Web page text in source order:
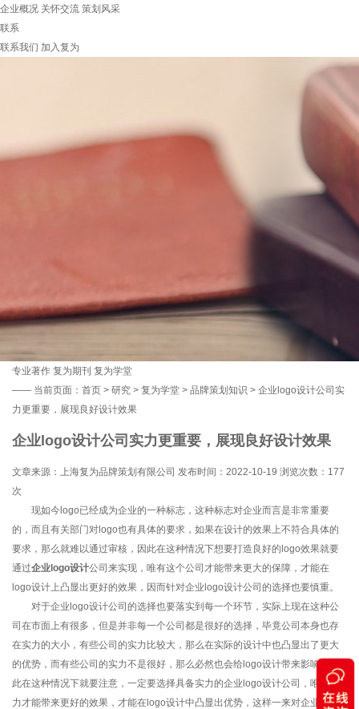
企业概况 关怀交流 策划风采
联系
联系我们 加入复为
专业著作 复为期刊 复为学堂
—— 当前页面： 首页 > 研究 > 复为学堂 > 品牌策划知识 > 企业logo设计公司实
力更重要，展现良好设计效果
企业logo设计公司实力更重要，展现良好设计效果
文章来源：上海复为品牌策划有限公司 发布时间：2022-10-19 浏览次数： 177
次
现如今logo已经成为企业的一种标志，这种标志对企业而言是非常重要
的，而且有关部门对logo也有具体的要求，如果在设计的效果上不符合具体的
要求，那么就难以通过审核，因此在这种情况下想要打造良好的logo效果就要
通过企业logo设计公司来实现，唯有这个公司才能带来更大的保障，才能在
logo设计上凸显出更好的效果，因而针对企业logo设计公司的选择也要慎重。
对于企业logo设计公司的选择也要落实到每一个环节，实际上现在这种公
司在市面上有很多，但是并非每一个公司都是很好的选择，毕竟公司本身也存
在实力的大小，有些公司的实力比较大，那么在实际的设计中也凸显出了更大
的优势，而有些公司的实力不是很好，那么必然也会给logo设计带来影响，因
此在这种情况下就要注意，一定要选择具备实力的企业logo设计公司，唯有实
力才能带来更好的效果，才能在logo设计中凸显出优势，这样一来对企业logo